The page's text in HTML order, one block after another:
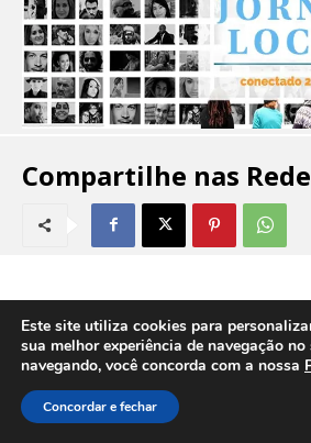
Compartilhe nas
Economia
Este site utiliza cookies para
sua melhor experiência de navegação
navegando, você concorda com a nossa
Concordar e fechar